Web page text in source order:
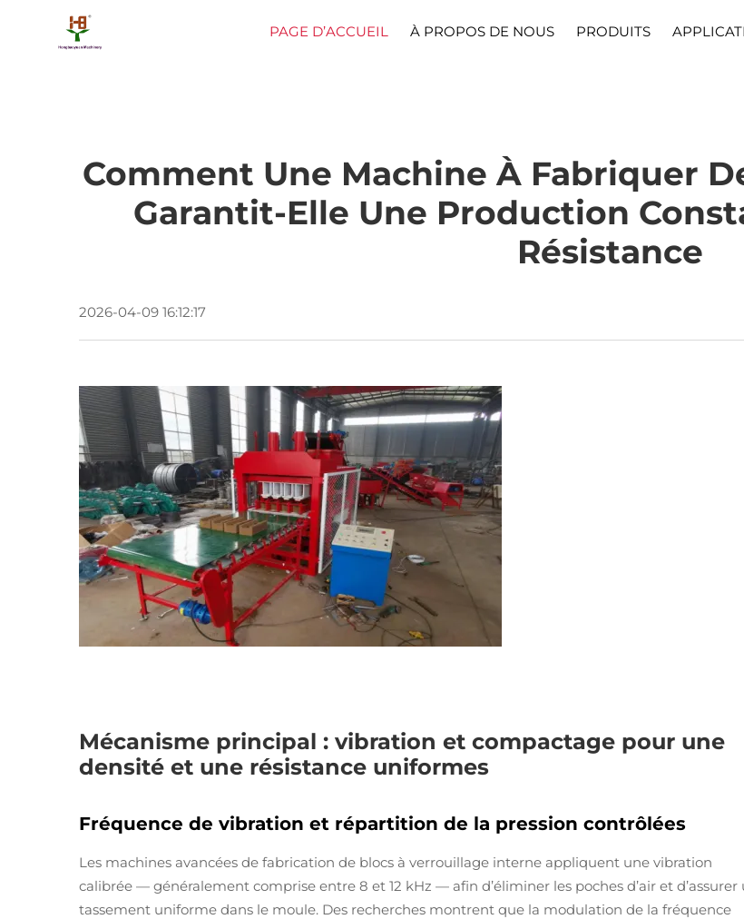
PAGE D’ACCUEIL À PROPOS DE NOUS PRODUITS
Comment Une Machine À Fabriquer
Garantit-Elle Une Production
Résistance
2026-04-09 16:12:17
Mécanisme principal : vibration et compactage pour une
densité et une résistance uniformes
Fréquence de vibration et répartition de la pression contrôlées
Les machines avancées de fabrication de blocs à verrouillage interne appliquent une vibration
calibrée — généralement comprise entre 8 et 12 kHz — afin d’éliminer les poches d’air et d’assurer
tassement uniforme dans le moule. Des recherches montrent que la modulation de la fréquence